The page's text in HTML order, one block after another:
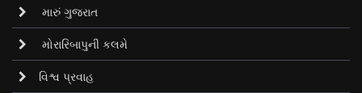
મારું ગુજરાત
મોરારિબાપુની કલમે
વિશ્વ પ્રવાહ